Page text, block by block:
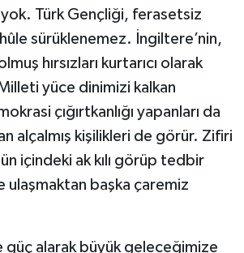
Türk Gençliği, ferasetsiz
sürüklenemez. İngiltere’nin,
hırsızları kurtarıcı olarak
yüce dinimizi kalkan
çığırtkanlığı yapanları da
alçalmış kişilikleri de görür. Zifiri
içindeki ak kılı görüp tedbir
ulaşmaktan başka çaremiz
güç alarak büyük geleceğimize